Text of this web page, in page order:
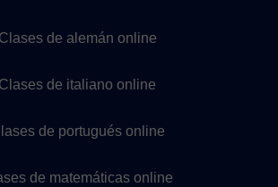
Clases de alemán online
Clases de italiano online
de portugués online
de matemáticas online